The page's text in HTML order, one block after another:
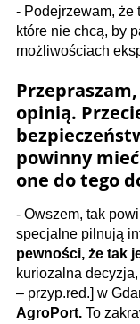
- Podejrzewam, że
które nie chcą, by
możliwościach
opinią.
powinny mieć
one do tego
- Owszem, tak
specjalne pilnują
pewności, że tak
kuriozalna
– przyp.red.] w
AgroPort. To